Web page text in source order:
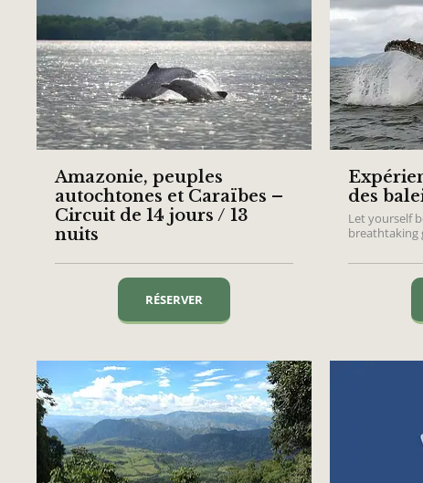
Amazonie, peuples
autochtones et Caraïbes –
Circuit de 14 jours / 13
nuits
RÉSERVER
des
Let yourself
breathtaking